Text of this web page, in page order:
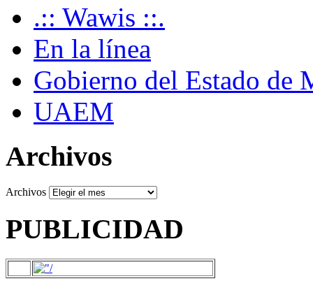
.:: Wawis ::.
En la línea
Gobierno del Estado de
UAEM
Archivos
Archivos
PUBLICIDAD